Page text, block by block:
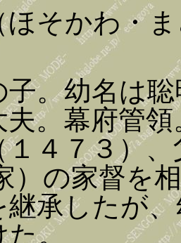
ほそかわ・
子。幼名は
夫。幕府管
１４７３）
）の家督を
継承したが
。